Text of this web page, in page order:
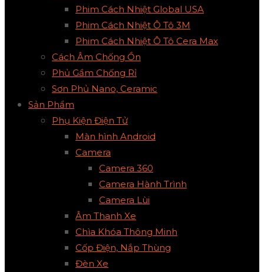
Phim Cách Nhiệt Global USA
Phim Cách Nhiệt Ô Tô 3M
Phim Cách Nhiệt Ô Tô Cera Max
Cách Âm Chống Ồn
Phủ Gầm Chống Rỉ
Sơn Phủ Nano, Ceramic
Sản Phẩm
Phụ Kiện Điện Tử
Màn hình Android
Camera
Camera 360
Camera Hành Trình
Camera Lùi
Âm Thanh Xe
Chìa Khóa Thông Minh
Cốp Điện, Nắp Thùng
Đèn Xe